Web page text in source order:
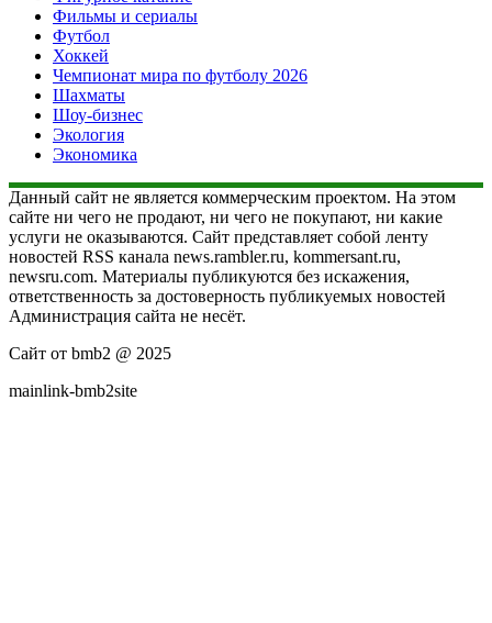
Фильмы и сериалы
Футбол
Хоккей
Чемпионат мира по футболу 2026
Шахматы
Шоу-бизнес
Экология
Экономика
Данный сайт не является коммерческим проектом. На этом
сайте ни чего не продают, ни чего не покупают, ни какие
услуги не оказываются. Сайт представляет собой ленту
новостей RSS канала news.rambler.ru, kommersant.ru,
newsru.com. Материалы публикуются без искажения,
ответственность за достоверность публикуемых новостей
Администрация сайта не несёт.
Сайт от bmb2 @ 2025
mainlink-bmb2site